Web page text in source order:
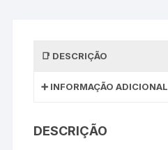
DESCRIÇÃO
INFORMAÇÃO ADICIONAL
DESCRIÇÃO